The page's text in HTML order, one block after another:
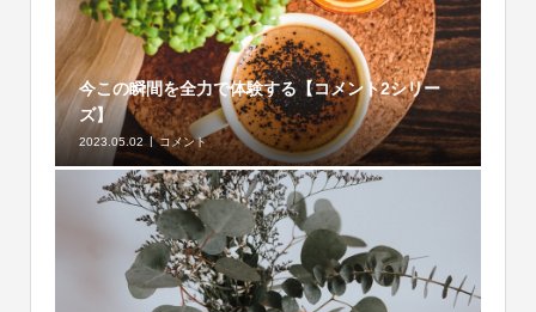
今この瞬間を全力で体験する【コメント2シリー
ズ】
2023.05.02 コメント